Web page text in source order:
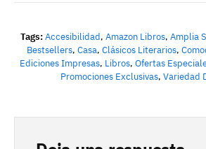
Tags: Accesibilidad, Amazon Libros, Amplia
Bestsellers, Casa, Clásicos Literarios,
Ediciones Impresas, Libros, Ofertas
Promociones Exclusivas, Variedad